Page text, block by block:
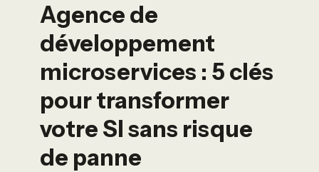
Agence de
développement
microservices : 5 clés
pour transformer
votre SI sans risque
de panne